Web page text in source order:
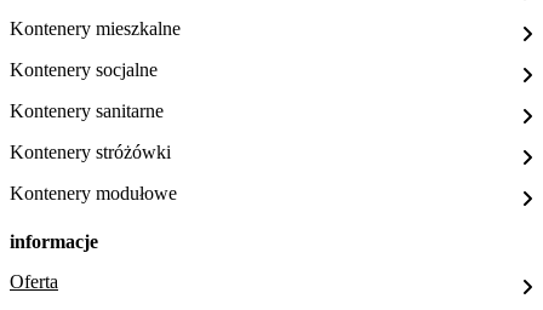
Kontenery mieszkalne
Kontenery socjalne
Kontenery sanitarne
Kontenery stróżówki
Kontenery modułowe
informacje
Oferta